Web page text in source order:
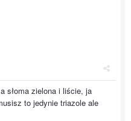
słoma zielona i liście, ja
to jedynie triazole ale